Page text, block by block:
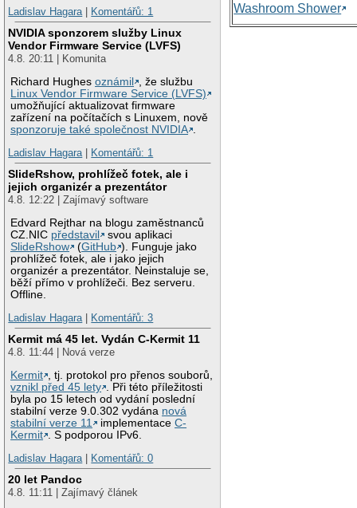
Ladislav Hagara| Komentářů: 1
NVIDIA sponzorem služby Linux
Vendor Firmware Service (LVFS)
4.8. 20:11 | Komunita
Richard Hughesoznámil
, že službu
Linux Vendor Firmware Service (LVFS)
umožňující aktualizovat firmware
zařízení na počítačích s Linuxem, nově
sponzoruje také společnost NVIDIA
Ladislav Hagara| Komentářů: 1
SlideRshow, prohlížeč fotek, ale i
jejich organizér a prezentátor
4.8. 12:22 | Zajímavý software
Edvard Rejthar na blogu zaměstnanců
CZ.NIC představil
svou aplikaci
SlideRshow
(GitHub ). Funguje jako
prohlížeč fotek, ale i jako jejich
organizér a prezentátor. Neinstaluje se,
běží přímo v prohlížeči. Bez serveru.
Offline.
Ladislav Hagara| Komentářů: 3
Kermit má 45 let. Vydán C-Kermit 11
4.8. 11:44 | Nová verze
Kermit
, tj. protokol pro přenos souborů,
vznikl před 45 lety
. Při této příležitosti
byla po 15 letech od vydání poslední
stabilní verze 9.0.302 vydána nová
stabilní verze 11
implementaceC-
Kermit
. S podporou IPv6.
Ladislav Hagara| Komentářů: 0
20 let Pandoc
4.8. 11:11 | Zajímavý článek
Washroom Shower